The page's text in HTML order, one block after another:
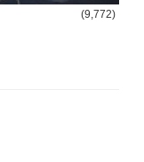
(9,772)